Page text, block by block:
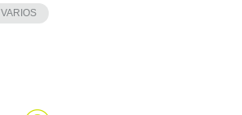
VARIOS